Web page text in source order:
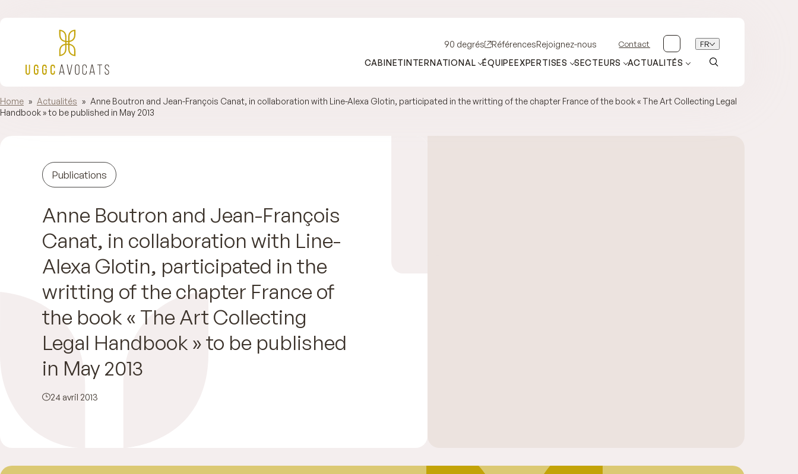
90 degrés RéférencesRejoignez-nous Contact FR
CABINETINTERNATIONAL ÉQUIPEEXPERTISES SECTEURS ACTUALITÉS
Home » Actualités » Anne Boutron and Jean-François Canat, in collaboration with Line-Alexa Glotin, participated in the writting of the chapter France of the book « The Art Collecting Legal
Handbook » to be published in May 2013
Publications
Anne Boutron and Jean-François
Canat, in collaboration with Line-
Alexa Glotin, participated in the
writting of the chapter France of
the book « The Art Collecting
Legal Handbook » to be published
in May 2013
24 avril 2013